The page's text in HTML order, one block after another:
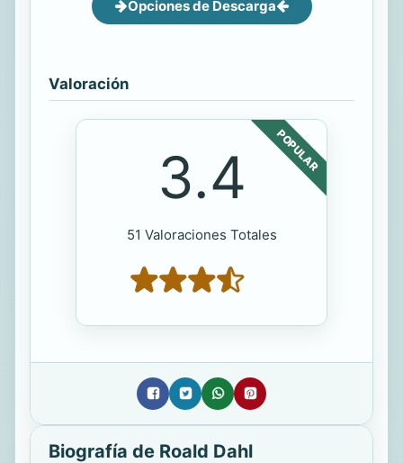
Opciones de Descarga
Valoración
POPULAR
3.4
51 Valoraciones Totales
Biografía de Roald Dahl